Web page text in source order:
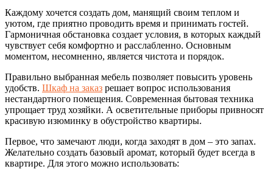
Каждому хочется создать дом, манящий своим теплом и
уютом, где приятно проводить время и принимать гостей.
Гармоничная обстановка создает условия, в которых каждый
чувствует себя комфортно и расслабленно. Основным
моментом, несомненно, является чистота и порядок.
Правильно выбранная мебель позволяет повысить уровень
удобств. Шкаф на заказ решает вопрос использования
нестандартного помещения. Современная бытовая техника
упрощает труд хозяйки. А осветительные приборы привносят
красивую изюминку в обустройство квартиры.
Первое, что замечают люди, когда заходят в дом – это запах.
Желательно создать базовый аромат, который будет всегда в
квартире. Для этого можно использовать: